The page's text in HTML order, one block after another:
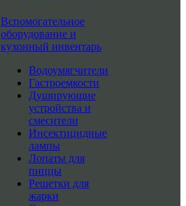
Вспомогательное
оборудование и
кухонный инвентарь
Водоумягчители
Гастроемкости
Душирующие
устройства и
смесители
Инсектицидные
лампы
Лопаты для
пиццы
Решетки для
жарки